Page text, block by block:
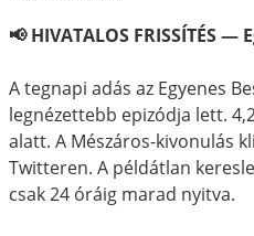
📢 HIVATALOS FRISSÍTÉS
A tegnapi adás az Egyenes
legnézettebb epizódja lett.
alatt. A Mészáros-kivonulás
Twitteren. A példátlan
csak 24 óráig marad nyitva.